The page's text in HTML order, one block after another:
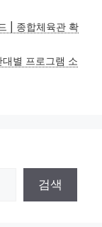
| 종합체육관 확
별 프로그램 소
검색